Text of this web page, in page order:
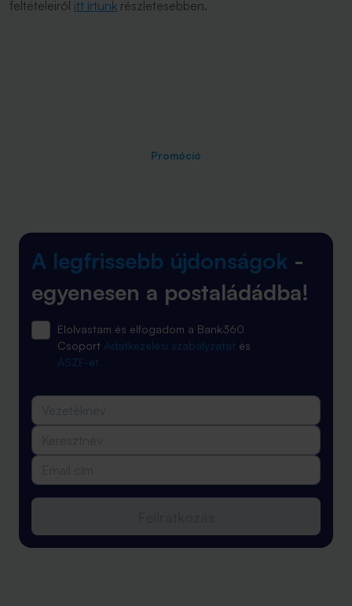
feltételeiről itt írtunk részletesebben.
Promóció
A legfrissebb újdonságok -
egyenesen a postaládádba!
Elolvastam és elfogadom a Bank360
Csoport Adatkezelési szabályzatát és
ÁSZF-ét